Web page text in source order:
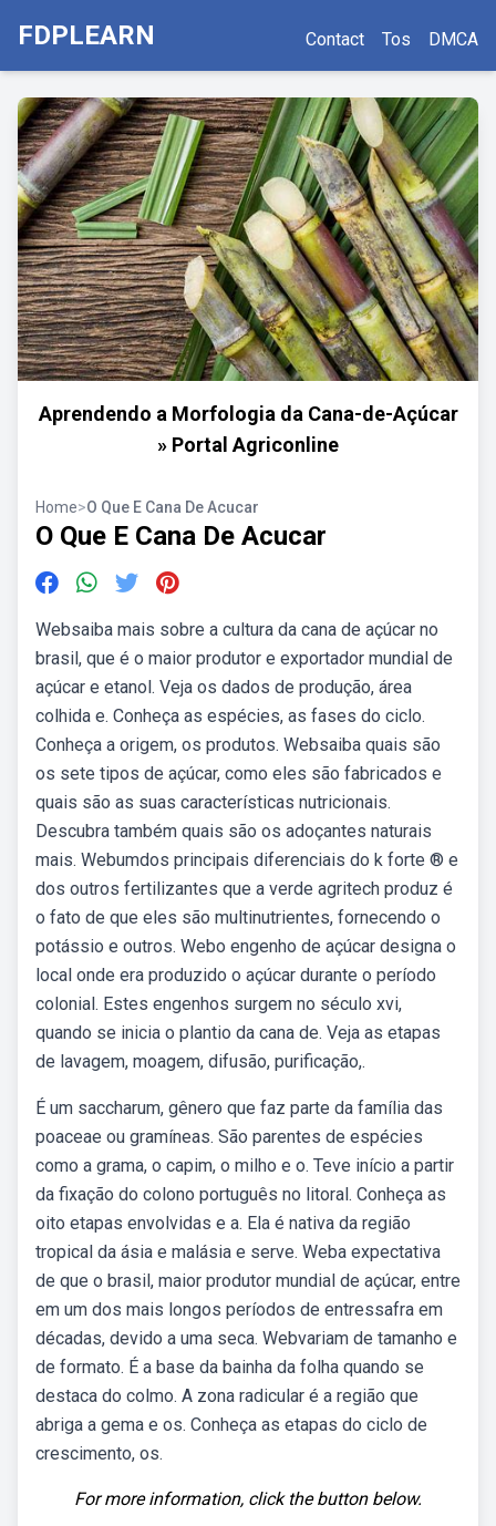
FDPLEARN Contact Tos DMCA
Aprendendo a Morfologia da Cana-de-Açúcar
» Portal Agriconline
Home>O Que E Cana De Acucar
O Que E Cana De Acucar
Websaiba mais sobre a cultura da cana de açúcar no
brasil, que é o maior produtor e exportador mundial de
açúcar e etanol. Veja os dados de produção, área
colhida e. Conheça as espécies, as fases do ciclo.
Conheça a origem, os produtos. Websaiba quais são
os sete tipos de açúcar, como eles são fabricados e
quais são as suas características nutricionais.
Descubra também quais são os adoçantes naturais
mais. Webumdos principais diferenciais do k forte ® e
dos outros fertilizantes que a verde agritech produz é
o fato de que eles são multinutrientes, fornecendo o
potássio e outros. Webo engenho de açúcar designa o
local onde era produzido o açúcar durante o período
colonial. Estes engenhos surgem no século xvi,
quando se inicia o plantio da cana de. Veja as etapas
de lavagem, moagem, difusão, purificação,.
É um saccharum, gênero que faz parte da família das
poaceae ou gramíneas. São parentes de espécies
como a grama, o capim, o milho e o. Teve início a partir
da fixação do colono português no litoral. Conheça as
oito etapas envolvidas e a. Ela é nativa da região
tropical da ásia e malásia e serve. Weba expectativa
de que o brasil, maior produtor mundial de açúcar, entre
em um dos mais longos períodos de entressafra em
décadas, devido a uma seca. Webvariam de tamanho e
de formato. É a base da bainha da folha quando se
destaca do colmo. A zona radicular é a região que
abriga a gema e os. Conheça as etapas do ciclo de
crescimento, os.
For more information, click the button below.